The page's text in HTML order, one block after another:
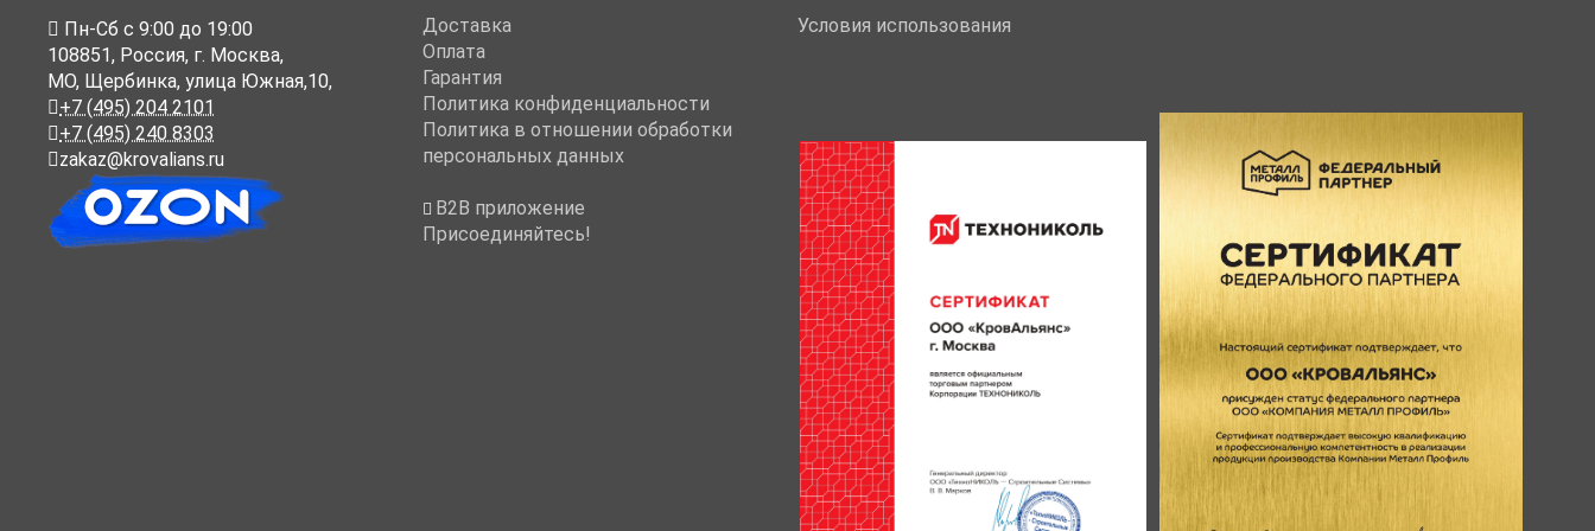
Пн-Cб с 9:00 до 19:00
108851, Россия, г. Москва,
МО, Щербинка, улица Южная,10,
+7 (495) 204 2101
+7 (495) 240 8303
zakaz@krovalians.ru
Доставка
Оплата
Гарантия
Политика конфиденциальности
Политика в отношении обработки
персональных данных
B2B приложение
Присоединяйтесь!
Условия использования